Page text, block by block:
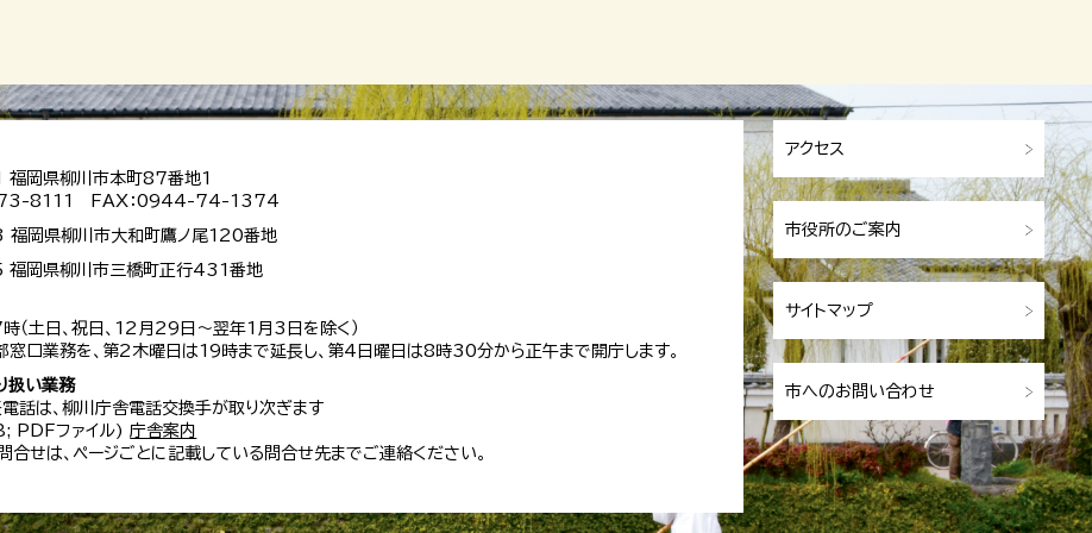
岡県柳川市本町87番地1
73-8111 FAX：0944-74-1374
岡県柳川市大和町鷹ノ尾120番地
岡県柳川市三橋町正行431番地
（土日、祝日、12月29日～翌年1月3日を除く）
窓口業務を、第2木曜日は19時まで延長し、第4日曜日は8時30分から正午まで開庁します。
扱い業務
話は、柳川庁舎電話交換手が取り次ぎます
PDFファイル)庁舎案内
合せは、ページごとに記載している問合せ先までご連絡ください。
アクセス
市役所のご案内
サイトマップ
市へのお問い合わせ